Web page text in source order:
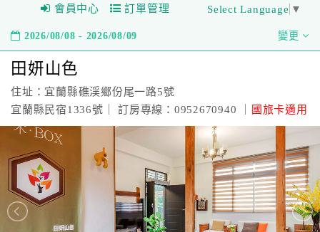
會員中心 訂單管理 Select Language ▼
2026/08/08 - 2026/08/09 變更
田妍山色
住址：宜蘭縣礁渓鄉份尾一路5號
宜蘭縣民宿1336號｜ 訂房專線：0952670940 ｜
國旅卡適用